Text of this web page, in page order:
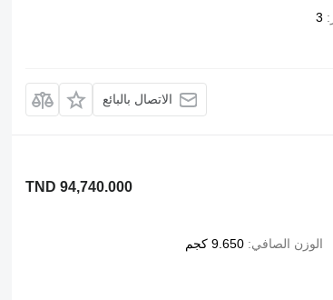
3
الاتصال بالبائع
TND 94,740.000
الوزن الصافي 9.650 كجم